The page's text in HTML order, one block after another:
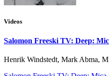
Videos
Salomon Freeski TV: Deep:
Henrik Windstedt, Mark Abma,